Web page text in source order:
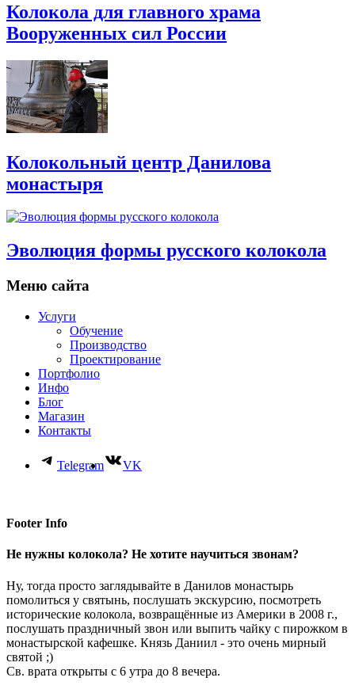
Колокола для главного храма
Вооруженных сил России
Колокольный центр Данилова
монастыря
Эволюция формы русского колокола
Меню сайта
Услуги
Обучение
Производство
Проектирование
Портфолио
Инфо
Блог
Магазин
Контакты
Telegram VK
Footer Info
Не нужны колокола? Не хотите научиться звонам?
Ну, тогда просто заглядывайте в Данилов монастырь
помолиться у святынь, послушать экскурсию, посмотреть
исторические колокола, возвращённые из Америки в 2008 г.,
послушать праздничный звон или выпить чайку с пирожком в
монастырской кафешке. Князь Даниил - это очень мирный
святой ;)
Св. врата открыты с 6 утра до 8 вечера.